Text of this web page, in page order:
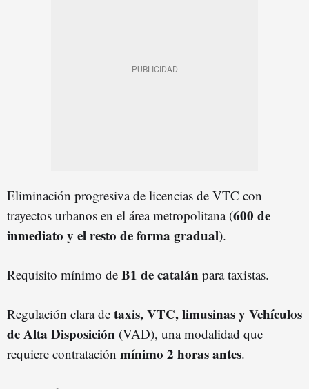
Eliminación progresiva de licencias de VTC con
trayectos urbanos en el área metropolitana (600 de
inmediato y el resto de forma gradual).
Requisito mínimo de B1 de catalán para taxistas.
Regulación clara de taxis, VTC, limusinas y Vehículos
de Alta Disposición (VAD), una modalidad que
requiere contratación mínimo 2 horas antes.